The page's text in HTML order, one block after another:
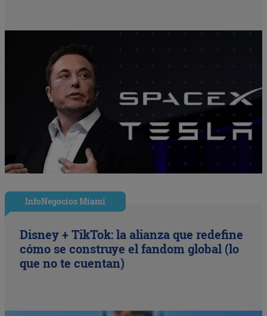
InfoNegocios Miami
Disney + TikTok: la alianza que redefine
cómo se construye el fandom global (lo
que no te cuentan)